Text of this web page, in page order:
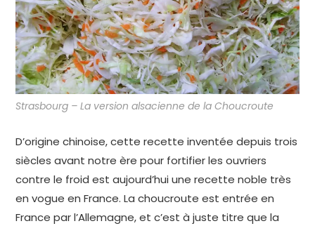
Strasbourg – La version alsacienne de la Choucroute
D’origine chinoise, cette recette inventée depuis trois
siècles avant notre ère pour fortifier les ouvriers
contre le froid est aujourd’hui une recette noble très
en vogue en France. La choucroute est entrée en
France par l’Allemagne, et c’est à juste titre que la